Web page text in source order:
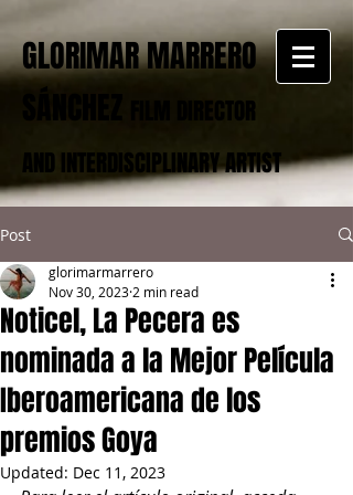
GLORIMAR MARRERO
FILM DIRECTOR
AND INTERDISCIPLINARY ARTIST
Post
Noticel, La Pecera es
nominada a la Mejor Película
Iberoamericana de los
premios Goya
glorimarmarrero
Nov 30, 2023 2 min read
Updated: Dec 11, 2023